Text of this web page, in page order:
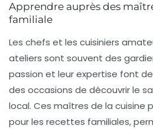
Apprendre auprès des
familiale
Les chefs et les cuisiniers
ateliers sont souvent des
passion et leur expertise font
des occasions de découvrir le
local. Ces maîtres de la cuisine
pour les recettes familiales,